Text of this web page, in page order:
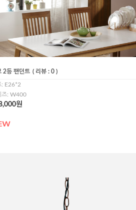
2등 팬던트 ( 리뷰 : 0 )
: E26*2
즈: W400
원